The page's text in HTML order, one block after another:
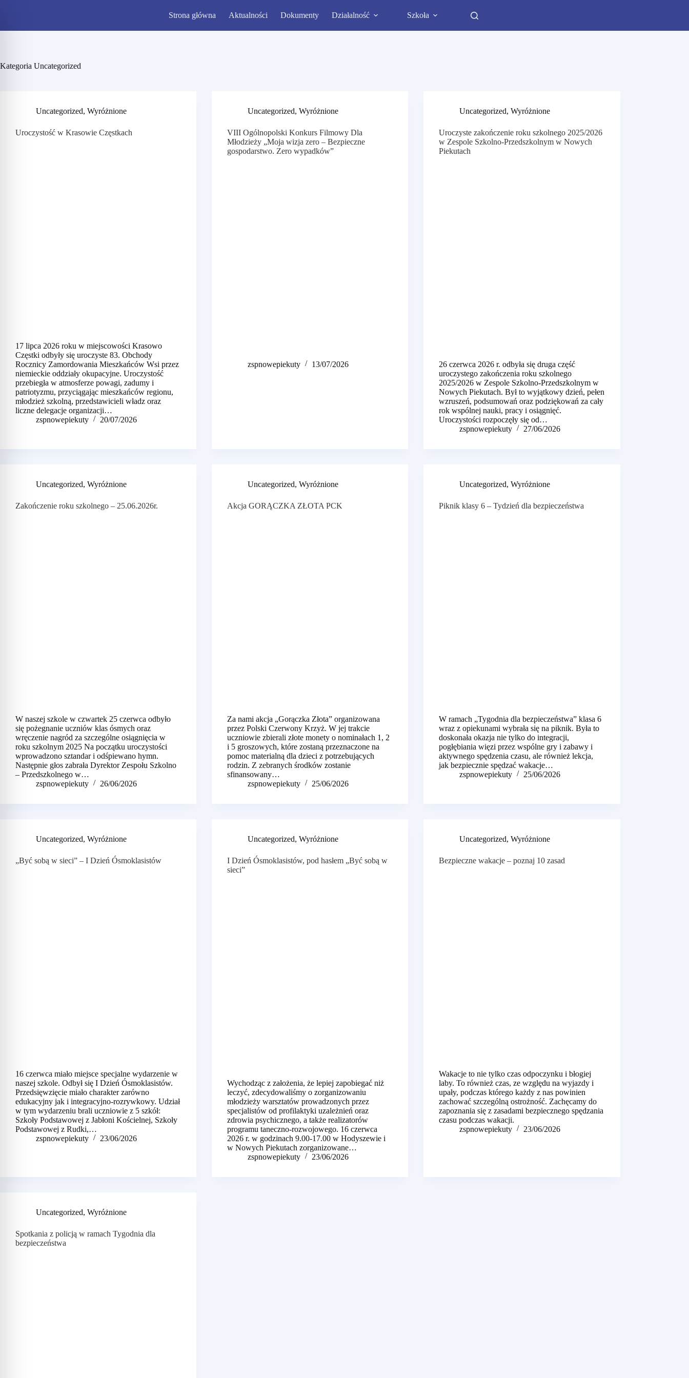
Strona główna Aktualności Dokumenty Działalność Szkoła
Kategoria Uncategorized
Uncategorized, Wyróżnione
Uroczystość w Krasowie Częstkach
17 lipca 2026 roku w miejscowości Krasowo
Częstki odbyły się uroczyste 83. Obchody
Rocznicy Zamordowania Mieszkańców Wsi przez
niemieckie oddziały okupacyjne. Uroczystość
przebiegła w atmosferze powagi, zadumy i
patriotyzmu, przyciągając mieszkańców regionu,
młodzież szkolną, przedstawicieli władz oraz
liczne delegacje organizacji…
zspnowepiekuty
20/07/2026
Uncategorized,Wyróżnione
VIII Ogólnopolski Konkurs Filmowy Dla
Młodzieży „Moja wizja zero – Bezpieczne
gospodarstwo. Zero wypadków”
zspnowepiekuty 13/07/2026
Uncategorized,Wyróżnione
Uroczyste zakończenie roku szkolnego 2025/2026
w Zespole Szkolno-Przedszkolnym w Nowych
Piekutach
26 czerwca 2026 r. odbyła się druga część
uroczystego zakończenia roku szkolnego
2025/2026 w Zespole Szkolno-Przedszkolnym w
Nowych Piekutach. Był to wyjątkowy dzień, pełen
wzruszeń, podsumowań oraz podziękowań za cały
rok wspólnej nauki, pracy i osiągnięć.
Uroczystości rozpoczęły się od…
zspnowepiekuty
27/06/2026
Uncategorized, Wyróżnione
Zakończenie roku szkolnego – 25.06.2026r.
W naszej szkole w czwartek 25 czerwca odbyło
się pożegnanie uczniów klas ósmych oraz
wręczenie nagród za szczególne osiągnięcia w
roku szkolnym 2025 Na początku uroczystości
wprowadzono sztandar i odśpiewano hymn.
Następnie głos zabrała Dyrektor Zespołu Szkolno
– Przedszkolnego w…
zspnowepiekuty
26/06/2026
Uncategorized,Wyróżnione
Akcja GORĄCZKA ZŁOTA PCK
Za nami akcja „Gorączka Złota” organizowana
przez Polski Czerwony Krzyż. W jej trakcie
uczniowie zbierali złote monety o nominałach 1, 2
i 5 groszowych, które zostaną przeznaczone na
pomoc materialną dla dzieci z potrzebujących
rodzin. Z zebranych środków zostanie
sfinansowany…
zspnowepiekuty
25/06/2026
Uncategorized,Wyróżnione
Piknik klasy 6 – Tydzień dla bezpieczeństwa
W ramach „Tygodnia dla bezpieczeństwa” klasa 6
wraz z opiekunami wybrała się na piknik. Była to
doskonała okazja nie tylko do integracji,
pogłębiania więzi przez wspólne gry i zabawy i
aktywnego spędzenia czasu, ale również lekcja,
jak bezpiecznie spędzać wakacje…
zspnowepiekuty
25/06/2026
Uncategorized, Wyróżnione
„Być sobą w sieci” – I Dzień Ósmoklasistów
16 czerwca miało miejsce specjalne wydarzenie w
naszej szkole. Odbył się I Dzień Ósmoklasistów.
Przedsięwzięcie miało charakter zarówno
edukacyjny jak i integracyjno-rozrywkowy. Udział
w tym wydarzeniu brali uczniowie z 5 szkół:
Szkoły Podstawowej z Jabłoni Kościelnej, Szkoły
Podstawowej z Rudki,…
zspnowepiekuty
23/06/2026
Uncategorized,Wyróżnione
I Dzień Ósmoklasistów, pod hasłem „Być sobą w
sieci”
Wychodząc z założenia, że lepiej zapobiegać niż
leczyć, zdecydowaliśmy o zorganizowaniu
młodzieży warsztatów prowadzonych przez
specjalistów od profilaktyki uzależnień oraz
zdrowia psychicznego, a także realizatorów
programu taneczno-rozwojowego. 16 czerwca
2026 r. w godzinach 9.00-17.00 w Hodyszewie i
w Nowych Piekutach zorganizowane…
zspnowepiekuty
23/06/2026
Uncategorized,Wyróżnione
Bezpieczne wakacje – poznaj 10 zasad
Wakacje to nie tylko czas odpoczynku i błogiej
laby. To również czas, ze względu na wyjazdy i
upały, podczas którego każdy z nas powinien
zachować szczególną ostrożność. Zachęcamy do
zapoznania się z zasadami bezpiecznego spędzania
czasu podczas wakacji.
zspnowepiekuty
23/06/2026
Uncategorized, Wyróżnione
Spotkania z policją w ramach Tygodnia dla
bezpieczeństwa